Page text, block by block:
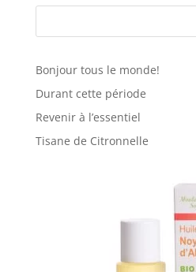
Bonjour tous le monde!
Durant cette période
Revenir à l’essentiel
Tisane de Citronnelle